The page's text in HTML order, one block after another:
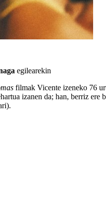
egilearekin
filmak Vicente izeneko 76
izanen da; han, berriz